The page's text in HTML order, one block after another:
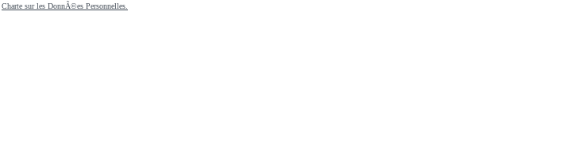
Charte sur les DonnÃ©es Personnelles.